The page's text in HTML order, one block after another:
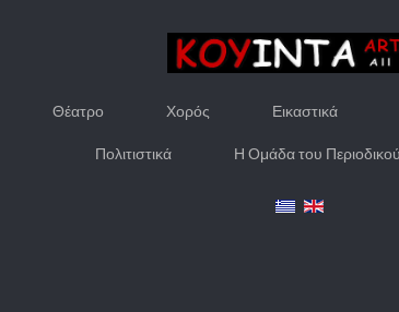
Θέατρο Χορός Εικαστικά
Πολιτιστικά Η Ομάδα του Περιοδικού